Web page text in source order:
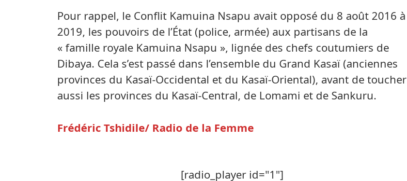
Pour rappel, le Conflit Kamuina Nsapu avait opposé du 8 août 2016 à
2019, les pouvoirs de l’État (police, armée) aux partisans de la
« famille royale Kamuina Nsapu », lignée des chefs coutumiers de
Dibaya. Cela s’est passé dans l’ensemble du Grand Kasaï (anciennes
provinces du Kasaï-Occidental et du Kasaï-Oriental), avant de toucher
aussi les provinces du Kasaï-Central, de Lomami et de Sankuru.
Frédéric Tshidile/ Radio de la Femme
[radio_player id="1"]